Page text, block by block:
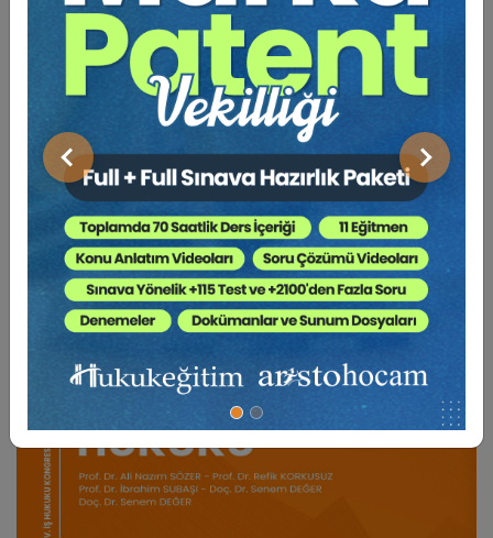
Önceki Sonraki
BENZER VIDEO EĞITIMLER
Video Eğitim Abonesi Ol: Sadece 5490 TL / Yıllık
Tüketici Hukuku Enstitüsü